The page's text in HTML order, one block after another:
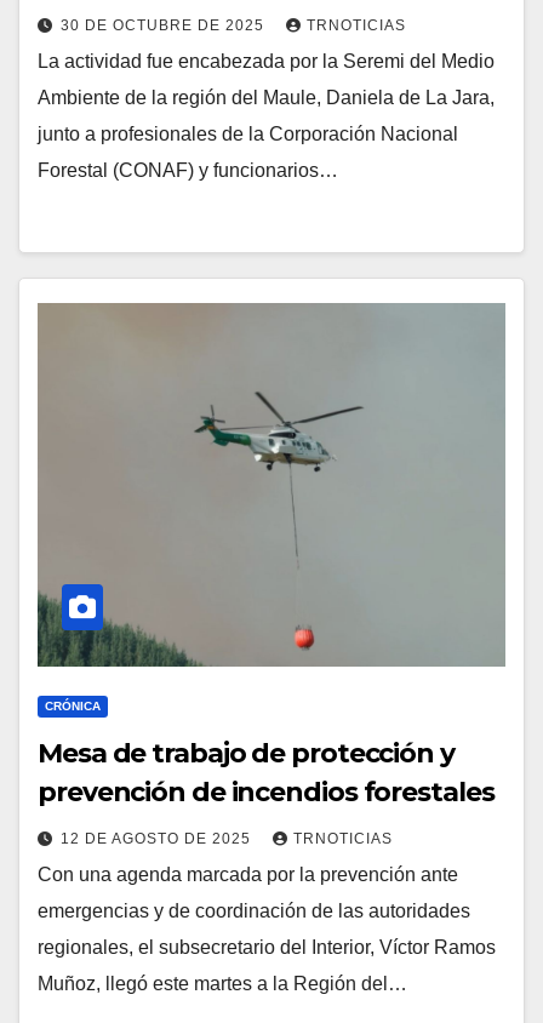
30 DE OCTUBRE DE 2025 TRNOTICIAS
La actividad fue encabezada por la Seremi del Medio
Ambiente de la región del Maule, Daniela de La Jara,
junto a profesionales de la Corporación Nacional
Forestal (CONAF) y funcionarios…
CRÓNICA
Mesa de trabajo de protección y
prevención de incendios forestales
12 DE AGOSTO DE 2025 TRNOTICIAS
Con una agenda marcada por la prevención ante
emergencias y de coordinación de las autoridades
regionales, el subsecretario del Interior, Víctor Ramos
Muñoz, llegó este martes a la Región del…